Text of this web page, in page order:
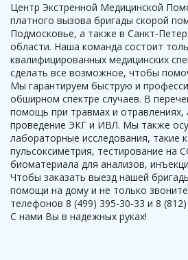
Центр Экстренной Медицинской
платного вызова бригады скорой
Подмосковье, а также в Санкт-
области. Наша команда состоит
квалифицированных медицинских
сделать все возможное, чтобы
Мы гарантируем быструю и
обширном спектре случаев. В
помощь при травмах и отравлениях,
проведение ЭКГ и ИВЛ. Мы также
лабораторные исследования, такие
пульсоксиметрия, тестирование на
биоматериала для анализов,
Чтобы заказать выезд нашей
помощи на дому и не только
телефонов 8 (499) 395-30-33 и 8
С нами Вы в надежных руках!